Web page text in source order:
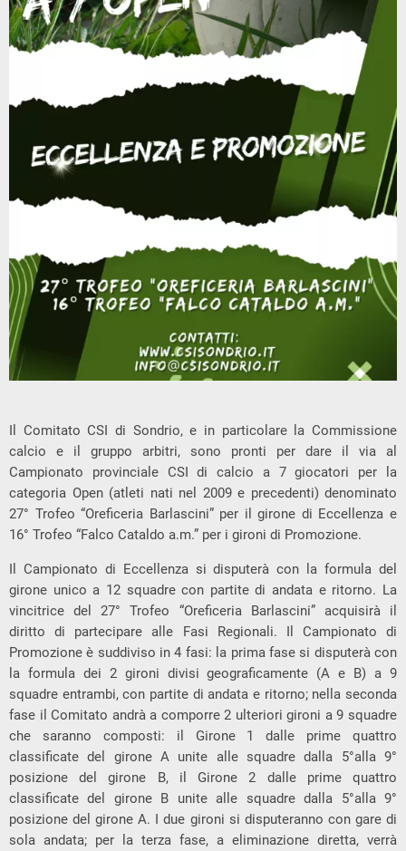
Il Comitato CSI di Sondrio, e in particolare la Commissione
calcio e il gruppo arbitri, sono pronti per dare il via al
Campionato provinciale CSI di calcio a 7 giocatori per la
categoria Open (atleti nati nel 2009 e precedenti) denominato
27° Trofeo “Oreficeria Barlascini” per il girone di Eccellenza e
16° Trofeo “Falco Cataldo a.m.” per i gironi di Promozione.
Il Campionato di Eccellenza si disputerà con la formula del
girone unico a 12 squadre con partite di andata e ritorno. La
vincitrice del 27° Trofeo “Oreficeria Barlascini” acquisirà il
diritto di partecipare alle Fasi Regionali. Il Campionato di
Promozione è suddiviso in 4 fasi: la prima fase si disputerà con
la formula dei 2 gironi divisi geograficamente (A e B) a 9
squadre entrambi, con partite di andata e ritorno; nella seconda
fase il Comitato andrà a comporre 2 ulteriori gironi a 9 squadre
che saranno composti: il Girone 1 dalle prime quattro
classificate del girone A unite alle squadre dalla 5°alla 9°
posizione del girone B, il Girone 2 dalle prime quattro
classificate del girone B unite alle squadre dalla 5°alla 9°
posizione del girone A. I due gironi si disputeranno con gare di
sola andata; per la terza fase, a eliminazione diretta, verrà